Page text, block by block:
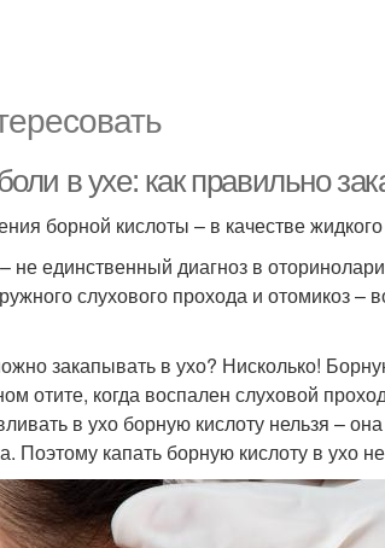
в ухе: как правильно
борной кислоты – в качестве
не единственный диагноз в
слухового прохода и отомикоз –
закапывать в ухо? Нисколько!
отите, когда воспален слуховой
в ухо борную кислоту нельзя –
Поэтому капать борную кислоту в ухо